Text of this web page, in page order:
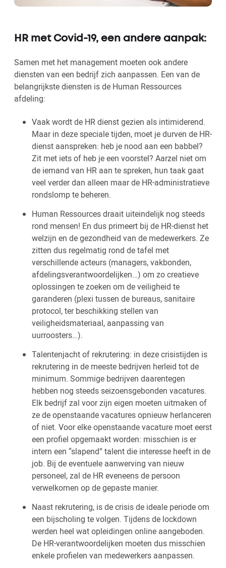
HR met Covid-19, een andere aanpak:
Samen met het management moeten ook andere
diensten van een bedrijf zich aanpassen. Een van de
belangrijkste diensten is de Human Ressources
afdeling:
Vaak wordt de HR dienst gezien als intimiderend.
Maar in deze speciale tijden, moet je durven de HR-
dienst aanspreken: heb je nood aan een babbel?
Zit met iets of heb je een voorstel? Aarzel niet om
de iemand van HR aan te spreken, hun taak gaat
veel verder dan alleen maar de HR-administratieve
rondslomp te beheren.
Human Ressources draait uiteindelijk nog steeds
rond mensen! En dus primeert bij de HR-dienst het
welzijn en de gezondheid van de medewerkers. Ze
zitten dus regelmatig rond de tafel met
verschillende acteurs (managers, vakbonden,
afdelingsverantwoordelijken…) om zo creatieve
oplossingen te zoeken om de veiligheid te
garanderen (plexi tussen de bureaus, sanitaire
protocol, ter beschikking stellen van
veiligheidsmateriaal, aanpassing van
uurroosters…).
Talentenjacht of rekrutering: in deze crisistijden is
rekrutering in de meeste bedrijven herleid tot de
minimum. Sommige bedrijven daarentegen
hebben nog steeds seizoensgebonden vacatures.
Elk bedrijf zal voor zijn eigen moeten uitmaken of
ze de openstaande vacatures opnieuw herlanceren
of niet. Voor elke openstaande vacature moet eerst
een profiel opgemaakt worden: misschien is er
intern een “slapend” talent die interesse heeft in de
job. Bij de eventuele aanwerving van nieuw
personeel, zal de HR eveneens de persoon
verwelkomen op de gepaste manier.
Naast rekrutering, is de crisis de ideale periode om
een bijscholing te volgen. Tijdens de lockdown
werden heel wat opleidingen online aangeboden.
De HR-verantwoordelijken moeten dus misschien
enkele profielen van medewerkers aanpassen.